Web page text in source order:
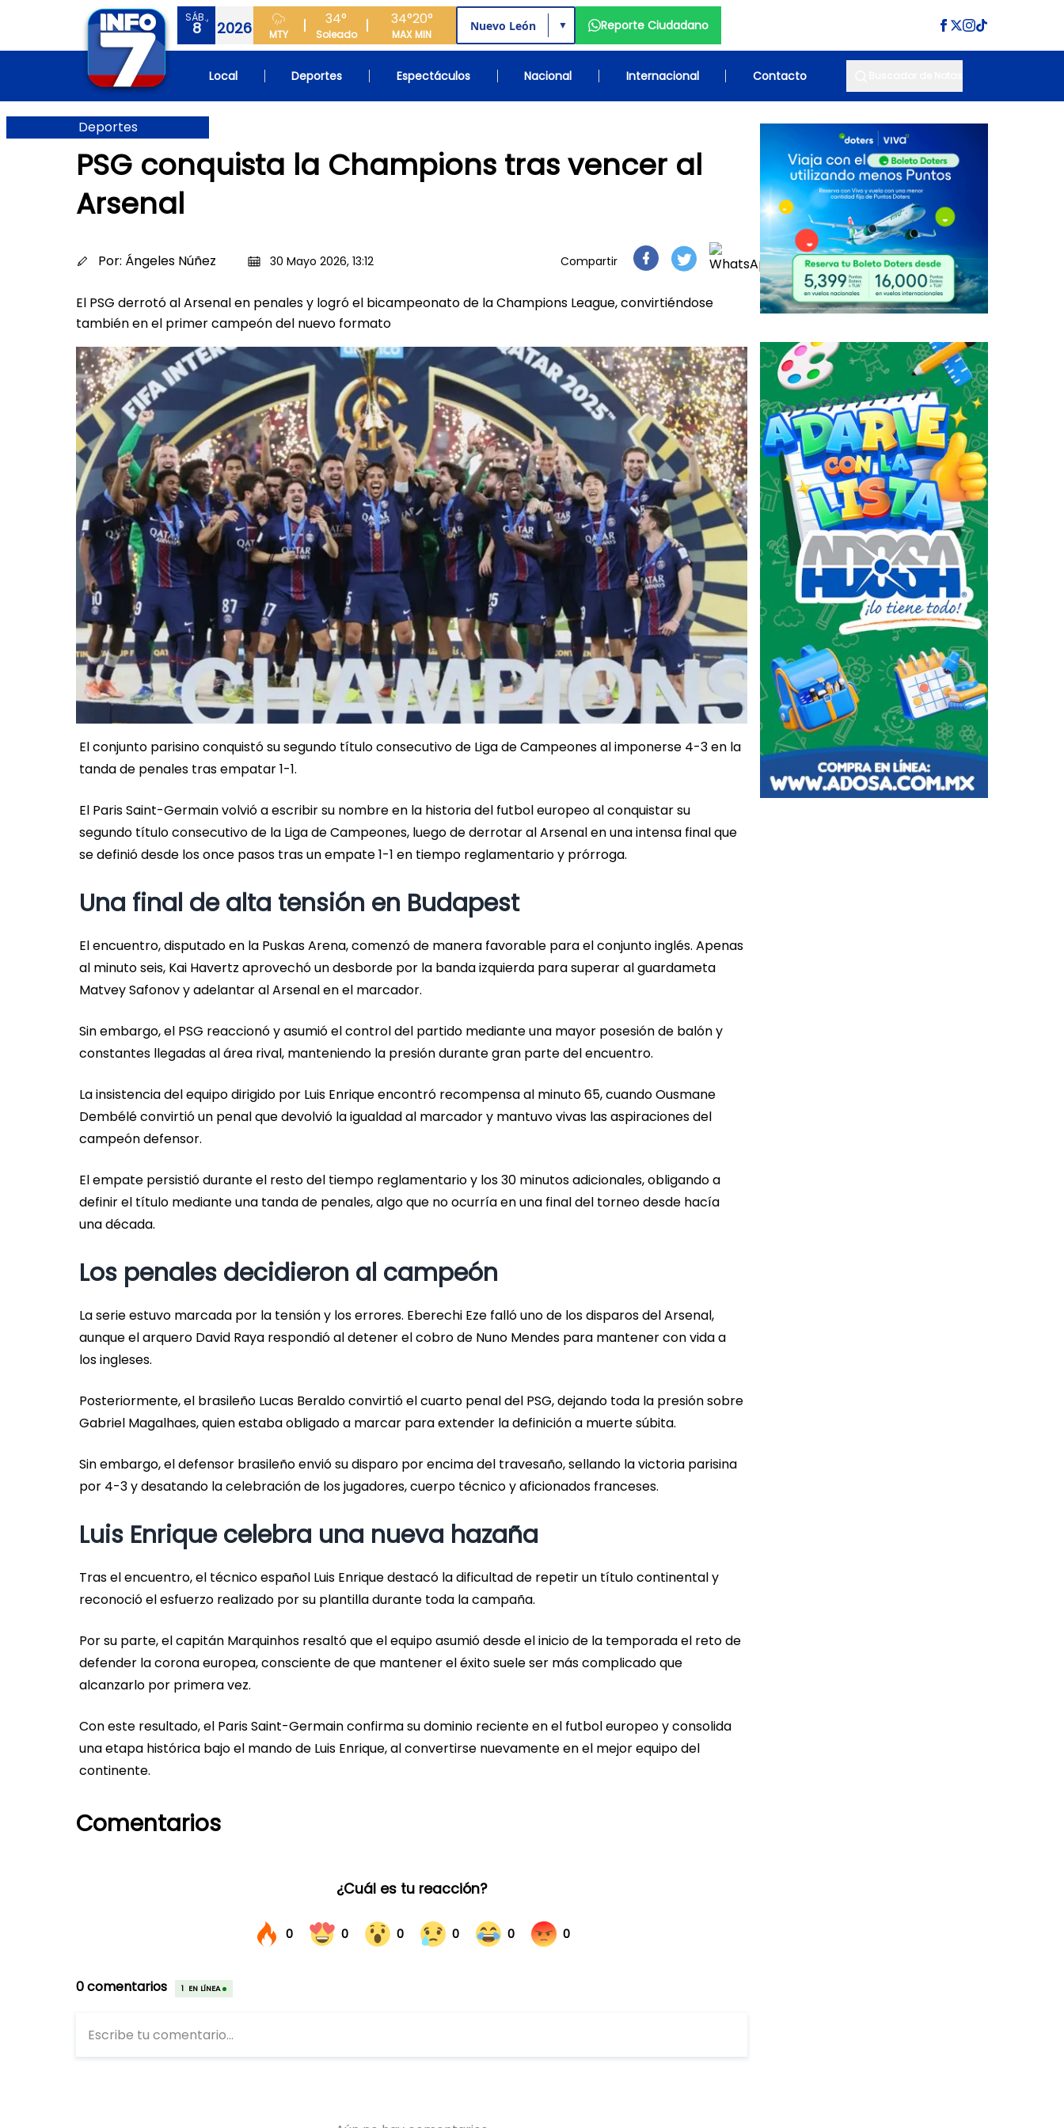
SÁB.,
8 2026 MTY
34°
Soleado
34°
MAX
20°
MIN
▼ Reporte Ciudadano
Local Deportes Espectáculos Nacional Internacional Contacto
Deportes
PSG conquista la Champions tras vencer al
Arsenal
Por: Ángeles Núñez 30 Mayo 2026, 13:12 Compartir
El PSG derrotó al Arsenal en penales y logró el bicampeonato de la Champions League, convirtiéndose
también en el primer campeón del nuevo formato
El conjunto parisino conquistó su segundo título consecutivo de Liga de Campeones al imponerse 4-3 en la
tanda de penales tras empatar 1-1.
El Paris Saint-Germain volvió a escribir su nombre en la historia del futbol europeo al conquistar su
segundo título consecutivo de la Liga de Campeones, luego de derrotar al Arsenal en una intensa final que
se definió desde los once pasos tras un empate 1-1 en tiempo reglamentario y prórroga.
Una final de alta tensión en Budapest
El encuentro, disputado en la Puskas Arena, comenzó de manera favorable para el conjunto inglés. Apenas
al minuto seis, Kai Havertz aprovechó un desborde por la banda izquierda para superar al guardameta
Matvey Safonov y adelantar al Arsenal en el marcador.
Sin embargo, el PSG reaccionó y asumió el control del partido mediante una mayor posesión de balón y
constantes llegadas al área rival, manteniendo la presión durante gran parte del encuentro.
La insistencia del equipo dirigido por Luis Enrique encontró recompensa al minuto 65, cuando Ousmane
Dembélé convirtió un penal que devolvió la igualdad al marcador y mantuvo vivas las aspiraciones del
campeón defensor.
El empate persistió durante el resto del tiempo reglamentario y los 30 minutos adicionales, obligando a
definir el título mediante una tanda de penales, algo que no ocurría en una final del torneo desde hacía
una década.
Los penales decidieron al campeón
La serie estuvo marcada por la tensión y los errores. Eberechi Eze falló uno de los disparos del Arsenal,
aunque el arquero David Raya respondió al detener el cobro de Nuno Mendes para mantener con vida a
los ingleses.
Posteriormente, el brasileño Lucas Beraldo convirtió el cuarto penal del PSG, dejando toda la presión sobre
Gabriel Magalhaes, quien estaba obligado a marcar para extender la definición a muerte súbita.
Sin embargo, el defensor brasileño envió su disparo por encima del travesaño, sellando la victoria parisina
por 4-3 y desatando la celebración de los jugadores, cuerpo técnico y aficionados franceses.
Luis Enrique celebra una nueva hazaña
Tras el encuentro, el técnico español Luis Enrique destacó la dificultad de repetir un título continental y
reconoció el esfuerzo realizado por su plantilla durante toda la campaña.
Por su parte, el capitán Marquinhos resaltó que el equipo asumió desde el inicio de la temporada el reto de
defender la corona europea, consciente de que mantener el éxito suele ser más complicado que
alcanzarlo por primera vez.
Con este resultado, el Paris Saint-Germain confirma su dominio reciente en el futbol europeo y consolida
una etapa histórica bajo el mando de Luis Enrique, al convertirse nuevamente en el mejor equipo del
continente.
Comentarios